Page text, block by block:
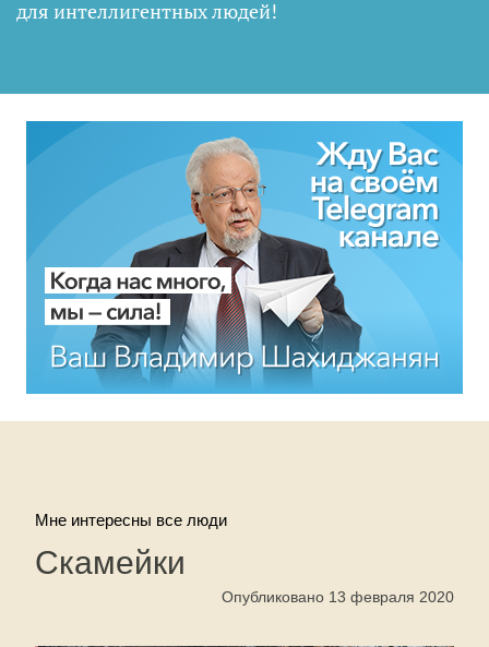
для интеллигентных людей!
Мне интересны все люди
Скамейки
Опубликовано 13 февраля 2020